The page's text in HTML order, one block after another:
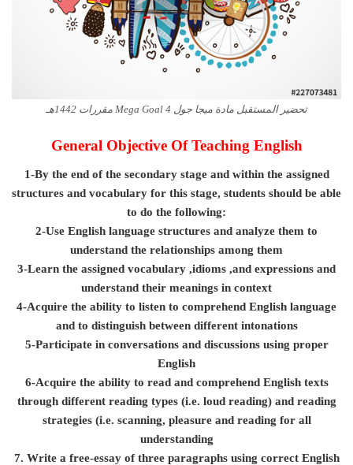
تحضير المستقبل مادة ميجا جول Mega Goal 4 مقررات 1442هـ
General Objective Of Teaching English
1-By the end of the secondary stage and within the assigned
structures and vocabulary for this stage, students should be able
to do the following:
2-Use English language structures and analyze them to
understand the relationships among them
3-Learn the assigned vocabulary ,idioms ,and expressions and
understand their meanings in context
4-Acquire the ability to listen to comprehend English language
and to distinguish between different intonations
5-Participate in conversations and discussions using proper
English
6-Acquire the ability to read and comprehend English texts
through different reading types (i.e. loud reading) and reading
strategies (i.e. scanning, pleasure and reading for all
understanding
7. Write a free-essay of three paragraphs using correct English